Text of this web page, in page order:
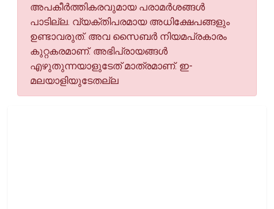
അപകീര്‍ത്തികരവുമായ പരാമര്‍ശങ്ങള്‍
പാടില്ല. വ്യക്തിപരമായ അധിക്ഷേപങ്ങളും
ഉണ്ടാവരുത്. അവ സൈബര്‍ നിയമപ്രകാരം
കുറ്റകരമാണ്. അഭിപ്രായങ്ങള്‍
എഴുതുന്നയാളുടേത് മാത്രമാണ്. ഇ-
മലയാളിയുടേതല്ല